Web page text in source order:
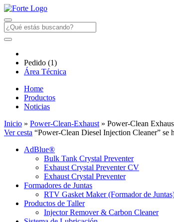
Pedido (1)
Área Técnica
Home
Productos
Noticias
Inicio » Power-Clean-Exhaust » Power-Clean
Ver cesta “Power-Clean Diesel Injection Cleaner” se
AdBlue®
Bulk Tank Crystal Preventer
Exhaust Crystal Preventer CV
Exhaust Crystal Preventer
Formadores de Juntas
RTV Gasket Maker (Formador de
Productos de Taller
Injector Remover & Carbon Cleaner